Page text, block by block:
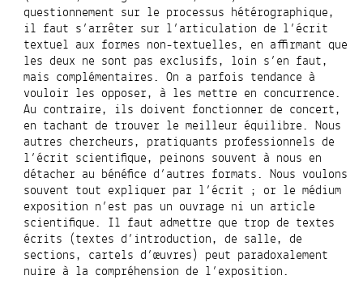
questionnement sur le processus hétérographique,
il faut s’arrêter sur l’articulation de l’écrit
textuel aux formes non-textuelles, en affirmant que
les deux ne sont pas exclusifs, loin s’en faut,
mais complémentaires. On a parfois tendance à
vouloir les opposer, à les mettre en concurrence.
Au contraire, ils doivent fonctionner de concert,
en tachant de trouver le meilleur équilibre. Nous
autres chercheurs, pratiquants professionnels de
l’écrit scientifique, peinons souvent à nous en
détacher au bénéfice d’autres formats. Nous voulons
souvent tout expliquer par l’écrit ; or le médium
exposition n’est pas un ouvrage ni un article
scientifique. Il faut admettre que trop de textes
écrits (textes d’introduction, de salle, de
sections, cartels d’œuvres) peut paradoxalement
nuire à la compréhension de l’exposition.